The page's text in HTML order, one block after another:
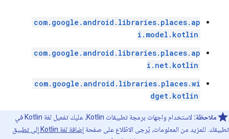
com.google.android.libraries.places.ap
i.model.kotlin
com.google.android.libraries.places.ap
i.net.kotlin
com.google.android.libraries.places.wi
dget.kotlin
ملاحظة:
لاستخدام واجهات برمجة تطبيقات Kotlin، عليك تفعيل لغة Kotlin في
تطبيقك. للمزيد من المعلومات، يُرجى الاطّلاع على صفحة
إضافة لغة Kotlin إلى تطبيق